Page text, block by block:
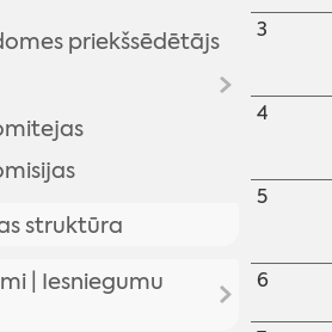
priekšsēdētājs
struktūra
| Iesniegumu
3
4
5
6